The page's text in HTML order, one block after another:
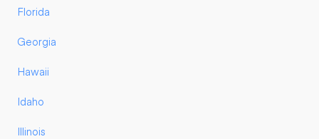
Florida
Georgia
Hawaii
Idaho
Illinois